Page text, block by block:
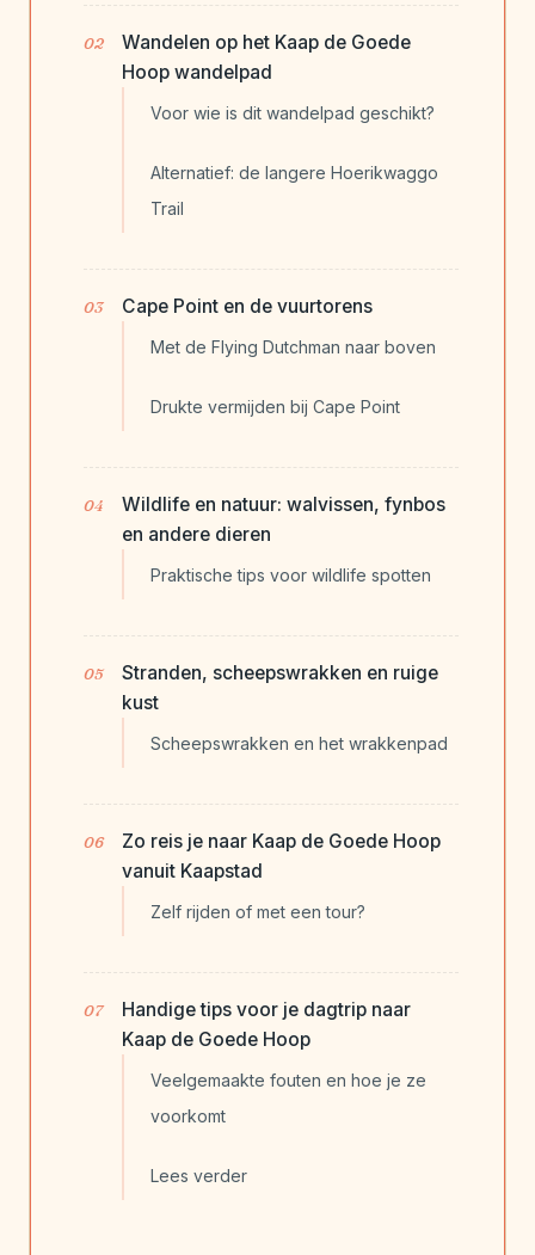
Wandelen op het Kaap de Goede
Hoop wandelpad
Voor wie is dit wandelpad geschikt?
Alternatief: de langere Hoerikwaggo
Trail
Cape Point en de vuurtorens
Met de Flying Dutchman naar boven
Drukte vermijden bij Cape Point
Wildlife en natuur: walvissen, fynbos
en andere dieren
Praktische tips voor wildlife spotten
Stranden, scheepswrakken en ruige
kust
Scheepswrakken en het wrakkenpad
Zo reis je naar Kaap de Goede Hoop
vanuit Kaapstad
Zelf rijden of met een tour?
Handige tips voor je dagtrip naar
Kaap de Goede Hoop
Veelgemaakte fouten en hoe je ze
voorkomt
Lees verder